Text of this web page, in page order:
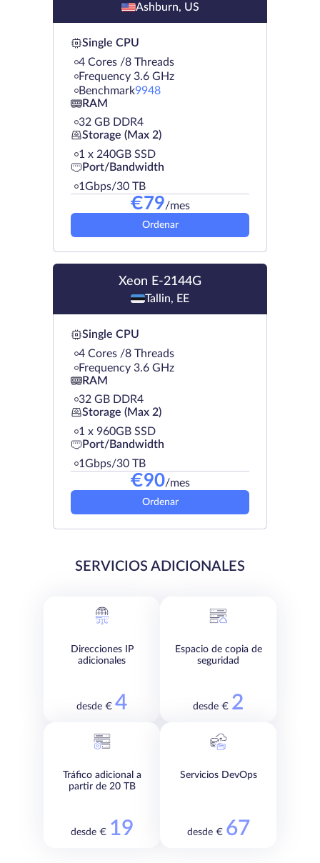
Ashburn, US
Single CPU
4 Cores /8 Threads
Frequency 3.6 GHz
Benchmark9948
RAM
32 GB DDR4
Storage (Max 2)
1 х 240GB SSD
Port/Bandwidth
1Gbps/30 TB
€79/mes
Ordenar
Xeon E-2144G
Tallin, EE
Single CPU
4 Cores /8 Threads
Frequency 3.6 GHz
RAM
32 GB DDR4
Storage (Max 2)
1 х 960GB SSD
Port/Bandwidth
1Gbps/30 TB
€90/mes
Ordenar
SERVICIOS ADICIONALES
Direcciones IP
adicionales
desde € 4
Espacio de copia de
seguridad
desde € 2
Tráfico adicional a
partir de 20 TB
desde € 19
Servicios DevOps
desde € 67